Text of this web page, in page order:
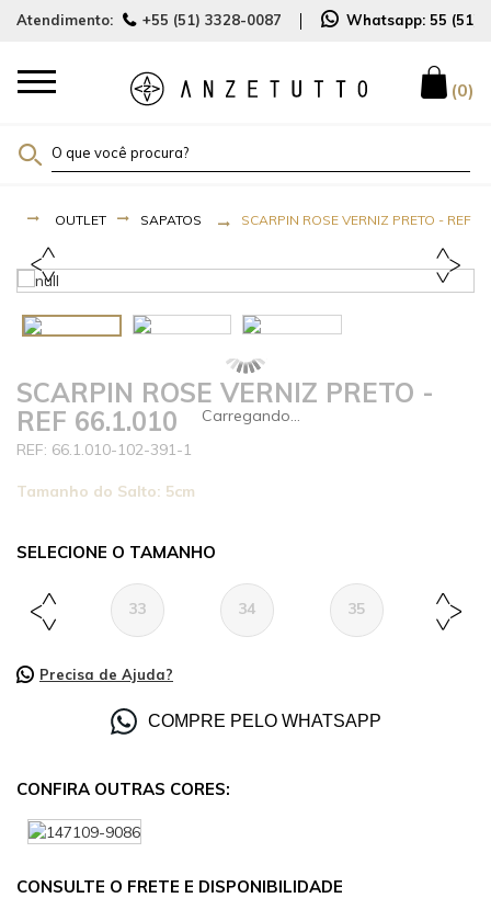
Atendimento: +55 (51) 3328-0087 Whatsapp: 55 (51)
0
OUTLET SAPATOS SCARPIN ROSE VERNIZ PRETO - REF
SCARPIN ROSE VERNIZ PRETO -
REF 66.1.010
66.1.010-102-391-1
Tamanho do Salto: 5cm
TAMANHO
33 34 35 36
Precisa de Ajuda?
COMPRE PELO WHATSAPP
CONFIRA OUTRAS CORES:
CONSULTE O FRETE E DISPONIBILIDADE